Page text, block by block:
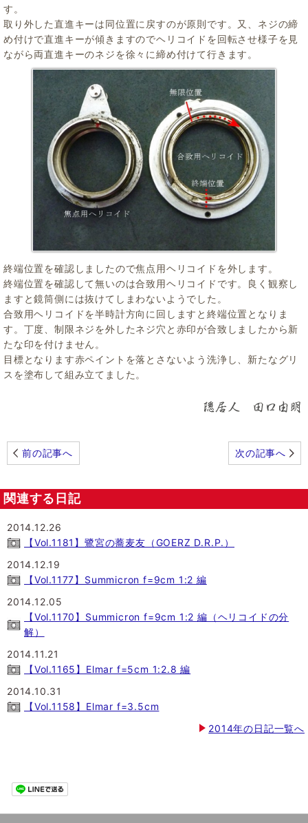
す。
取り外した直進キーは同位置に戻すのが原則です。又、ネジの締
め付けで直進キーが傾きますのでヘリコイドを回転させ様子を見
ながら両直進キーのネジを徐々に締め付けて行きます。
終端位置を確認しましたので焦点用ヘリコイドを外します。
終端位置を確認して無いのは合致用ヘリコイドです。良く観察し
ますと鏡筒側には抜けてしまわないようでした。
合致用ヘリコイドを半時計方向に回しますと終端位置となりま
す。丁度、制限ネジを外したネジ穴と赤印が合致しましたから新
たな印を付けません。
目標となります赤ペイントを落とさないよう洗浄し、新たなグリ
スを塗布して組み立てました。
前の記事へ 次の記事へ
関連する日記
2014.12.26
【Vol.1181】鷺宮の蕎麦友（GOERZ D.R.P.）
2014.12.19
【Vol.1177】Summicron f=9cm 1:2 編
2014.12.05
【Vol.1170】Summicron f=9cm 1:2 編（ヘリコイドの分
解）
2014.11.21
【Vol.1165】Elmar f=5cm 1:2.8 編
2014.10.31
【Vol.1158】Elmar f=3.5cm
2014年の日記一覧へ